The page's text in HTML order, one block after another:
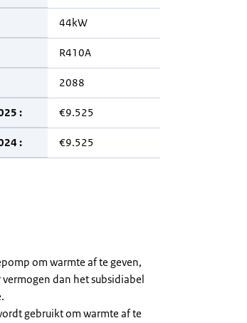
44kW
R410A
2088
: €9.525
: €9.525
om warmte af te geven,
dan het subsidiabel
gebruikt om warmte af te